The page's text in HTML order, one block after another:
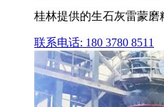
桂林提供的生石灰雷蒙磨
联系电话: 180 3780 8511